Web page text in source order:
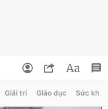
Giải trí Giáo dục Sức khỏe